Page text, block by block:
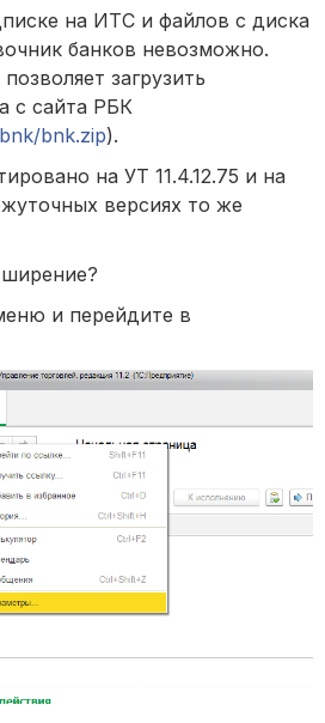
на ИТС и файлов с диска
банков невозможно.
загрузить
с сайта РБК
bnk.zip).
на УТ 11.4.12.75 и на
версиях то же
и перейдите в